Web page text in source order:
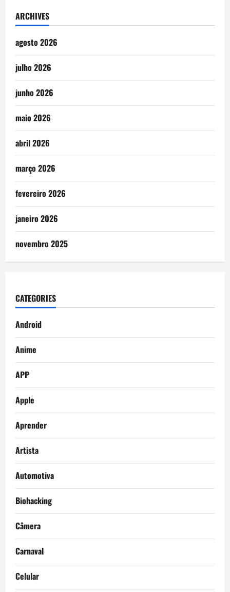
ARCHIVES
agosto 2026
julho 2026
junho 2026
maio 2026
abril 2026
março 2026
fevereiro 2026
janeiro 2026
novembro 2025
CATEGORIES
Android
Anime
APP
Apple
Aprender
Artista
Automotiva
Biohacking
Câmera
Carnaval
Celular